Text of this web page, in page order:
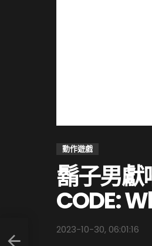
動作遊戲
鬍子男獻
CODE:
2023-10-30, 06:01:16